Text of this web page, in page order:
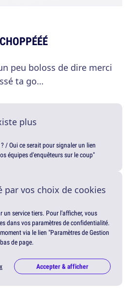
peu boloss de dire merci
ta go…
plus
/ Oui ce serait pour signaler un lien
équipes d'enquêteurs sur le coup"
par vos choix de cookies
un service tiers. Pour l'afficher, vous
dans vos paramètres de confidentialité.
via le lien "Paramètres de Gestion
de page.
Accepter & afficher